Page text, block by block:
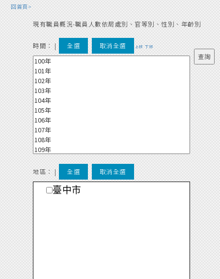
回首頁>
現有職員概況-職員人數依局處別、官等別、性別、年齡別
時間： | 全選 取消全選 上移 下移
地區： | 全選 取消全選
臺中市